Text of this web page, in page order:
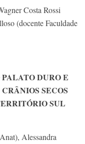
Costa Rossi
(docente Faculdade
DURO E
SECOS
SUL
Alessandra